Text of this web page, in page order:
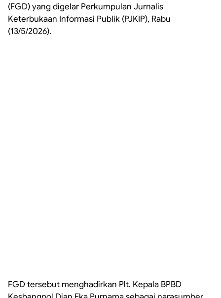
(FGD) yang digelar Perkumpulan Jurnalis
Keterbukaan Informasi Publik (PJKIP), Rabu
(13/5/2026).
FGD tersebut menghadirkan Plt. Kepala BPBD